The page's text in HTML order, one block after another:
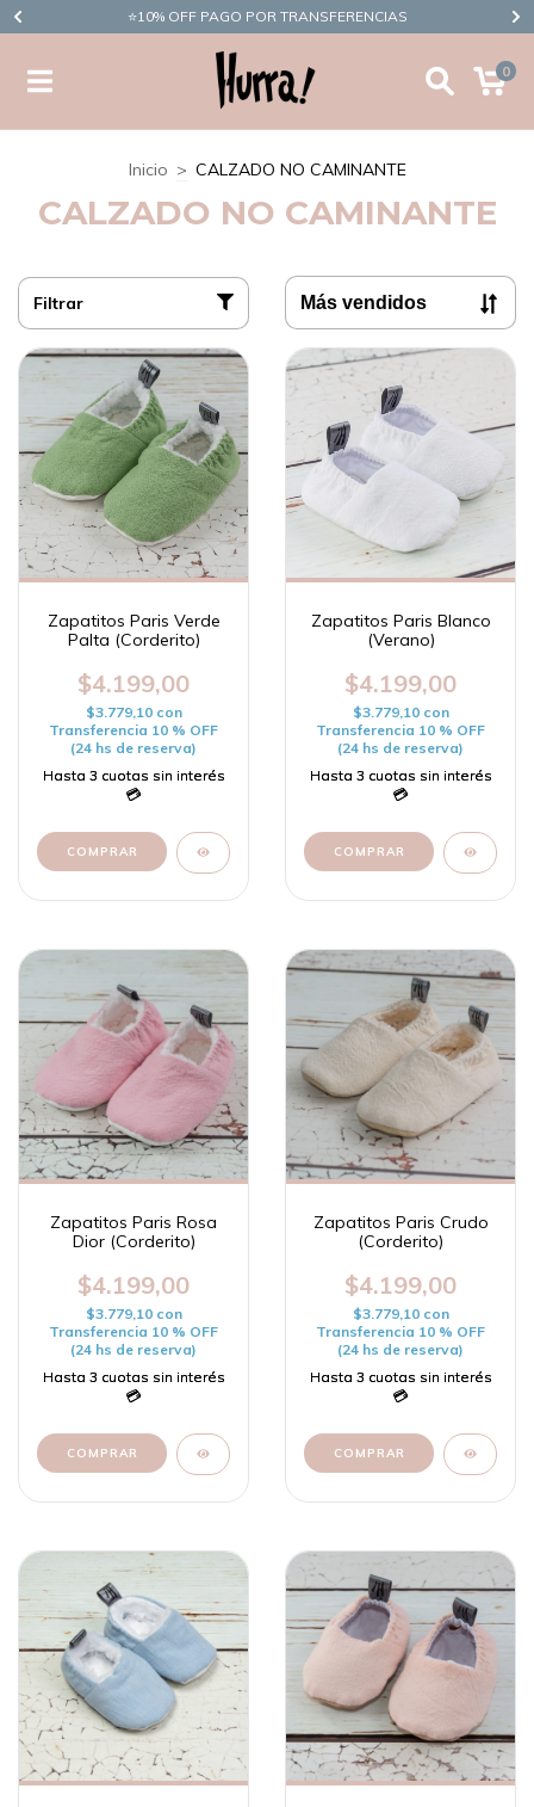
​⭐10% OFF PAGO POR TRANSFERENCIAS
0
Inicio > CALZADO NO CAMINANTE
CALZADO NO CAMINANTE
Filtrar
Zapatitos Paris Verde
Palta (Corderito)
$4.199,00
$3.779,10 con
Transferencia 10 % OFF
(24 hs de reserva)
COMPRAR
Zapatitos Paris Blanco
(Verano)
$4.199,00
$3.779,10 con
Transferencia 10 % OFF
(24 hs de reserva)
COMPRAR
Zapatitos Paris Rosa
Dior (Corderito)
$4.199,00
$3.779,10 con
Transferencia 10 % OFF
(24 hs de reserva)
COMPRAR
Zapatitos Paris Crudo
(Corderito)
$4.199,00
$3.779,10 con
Transferencia 10 % OFF
(24 hs de reserva)
COMPRAR